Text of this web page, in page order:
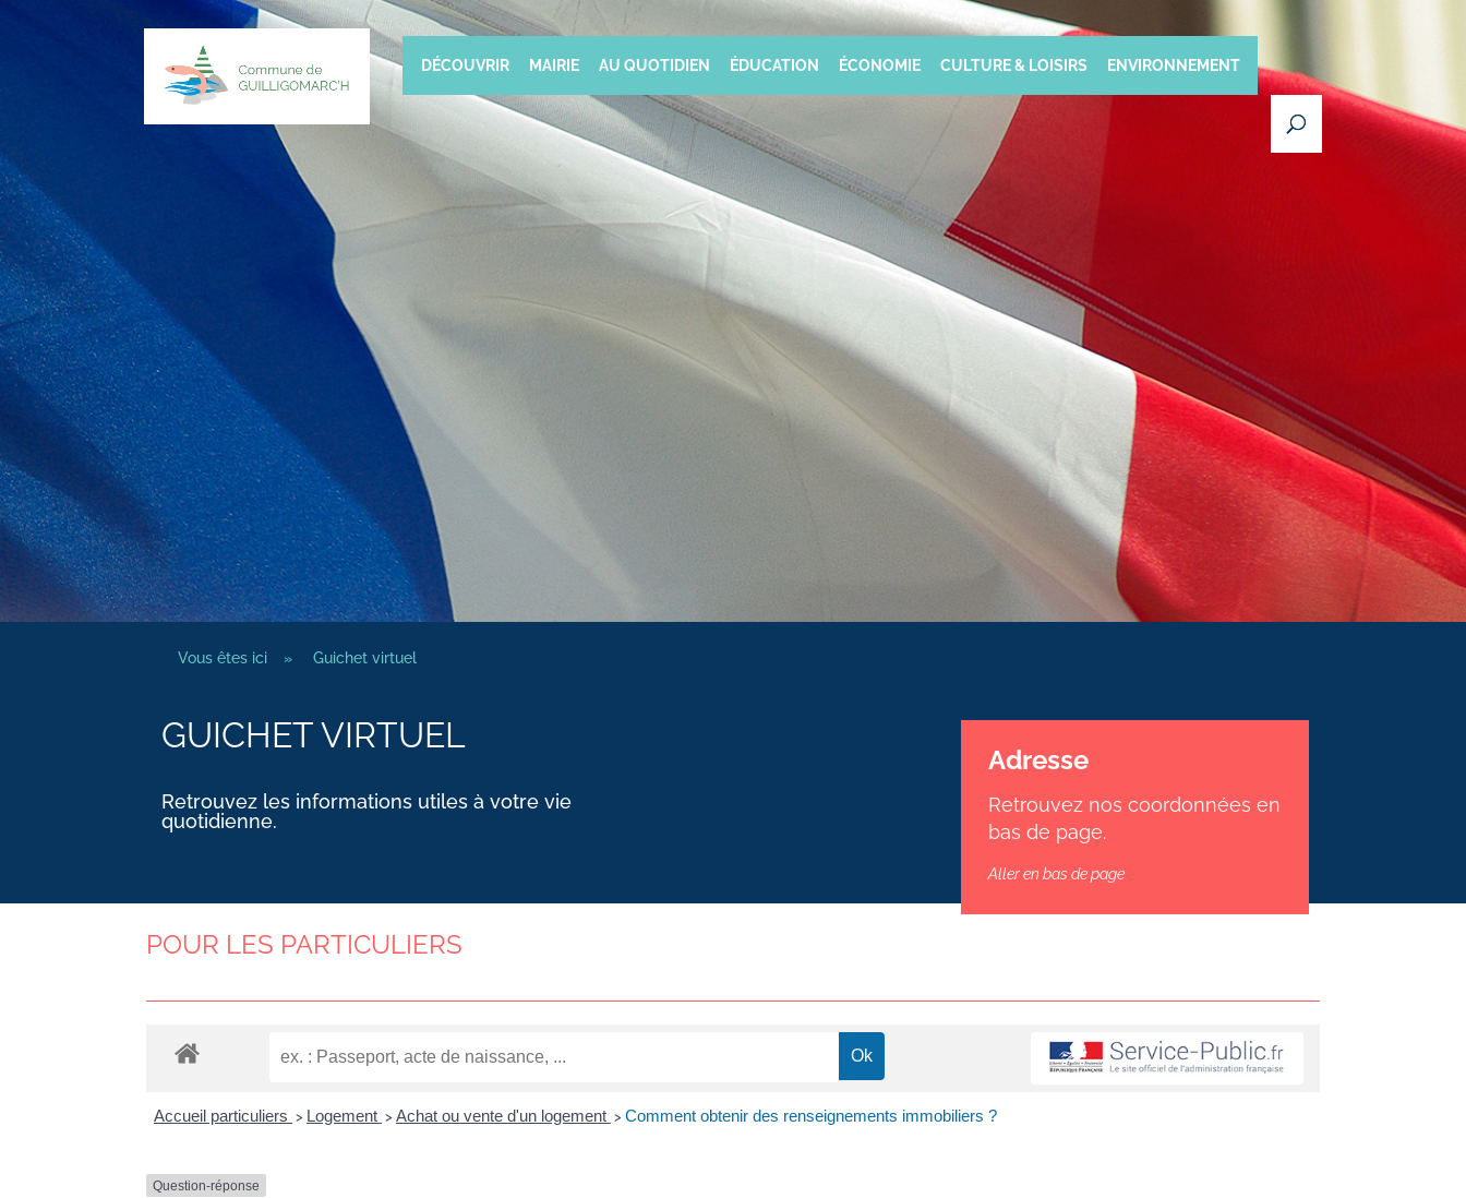
DÉCOUVRIR MAIRIE AU QUOTIDIEN ÉDUCATION ÉCONOMIE CULTURE & LOISIRS ENVIRONNEMENT
Vous êtes ici » Guichet virtuel
GUICHET VIRTUEL
Retrouvez les informations utiles à votre vie
quotidienne.
Adresse
Retrouvez nos coordonnées en
bas de page.
Aller en bas de page
POUR LES PARTICULIERS
Accueil particuliers > Logement > Achat ou vente d'un logement > Comment obtenir des renseignements immobiliers ?
Question-réponse